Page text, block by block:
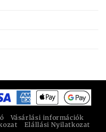
Vásárlási információk
Elállási Nyilatkozat